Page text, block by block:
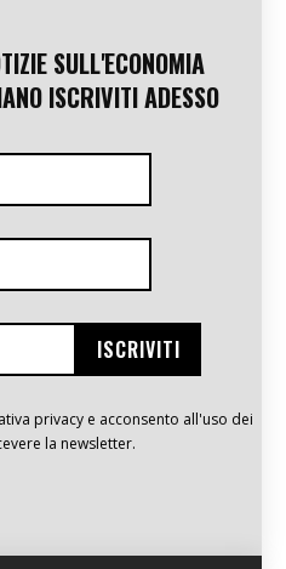
SULL'ECONOMIA
ISCRIVITI ADESSO
privacy e acconsento all'uso dei
la newsletter.